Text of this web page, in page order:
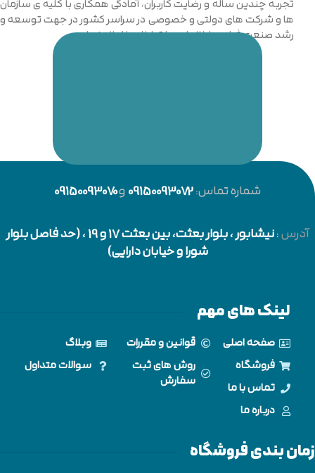
تجربه چندین ساله و رضایت کاربران، آمادگی همکاری با کلیه ی سازمان
ها و شرکت های دولتی و خصوصی در سراسر کشور در جهت توسعه و
رشد صنعت فناوری اطلاعات و ارتباطات را اعلام نماییم.
شماره تماس:09150093072و09150093070
آدرس:نیشابور
، بلوار بعثت، بین بعثت 17 و 19 ، (حد فاصل بلوار
شورا و خیابان دارایی)
لینک های مهم
صفحه اصلی
فروشگاه
تماس با ما
درباره ما
قوانین و مقررات
روش های ثبت
سفارش
وبلاگ
سوالات متداول
زمان بندی فروشگاه